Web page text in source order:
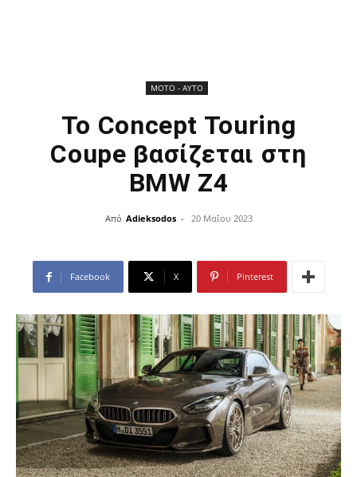
ΜOTO - AYTO
Το Concept Touring
Coupe βασίζεται στη
BMW Z4
Από Adieksodos - 20 Μαΐου 2023
Facebook X Pinterest